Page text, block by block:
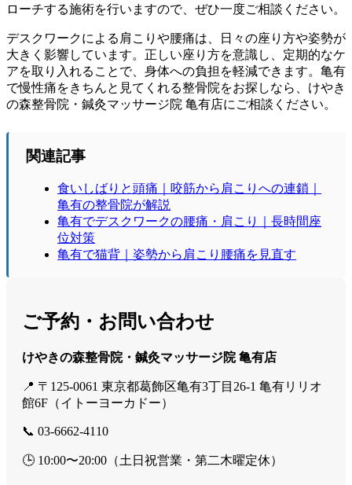
ローチする施術を行いますので、ぜひ一度ご相談ください。
デスクワークによる肩こりや腰痛は、日々の座り方や姿勢が
大きく影響しています。正しい座り方を意識し、定期的なケ
アを取り入れることで、身体への負担を軽減できます。亀有
で慢性痛をきちんと見てくれる整骨院をお探しなら、けやき
の森整骨院・鍼灸マッサージ院 亀有店にご相談ください。
関連記事
食いしばりと頭痛｜咬筋から肩こりへの連鎖｜
亀有の整骨院が解説
亀有でデスクワークの腰痛・肩こり｜長時間座
位対策
亀有で猫背｜姿勢から肩こり腰痛を見直す
ご予約・お問い合わせ
けやきの森整骨院・鍼灸マッサージ院 亀有店
📍 〒125-0061 東京都葛飾区亀有3丁目26-1 亀有リリオ
館6F（イトーヨーカドー）
📞 03-6662-4110
🕒 10:00〜20:00（土日祝営業・第二木曜定休）